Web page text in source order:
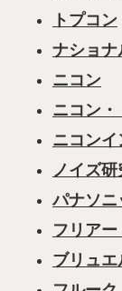
トプコン
ナショナ
ニコン
ニコン
ニコンイ
ノイズ
パナソニ
フリアー
ブリュエ